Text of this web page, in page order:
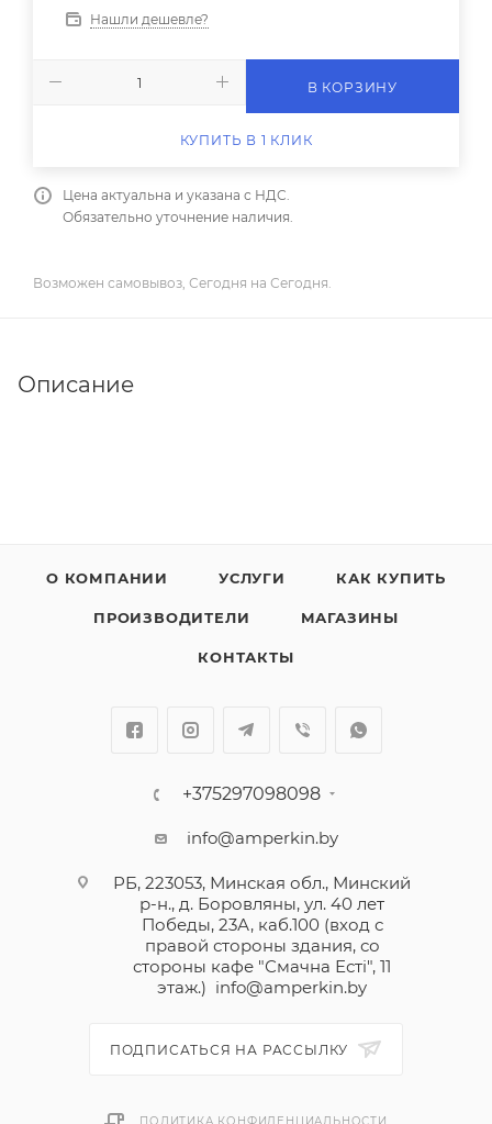
Нашли дешевле?
В КОРЗИНУ
КУПИТЬ В 1 КЛИК
Цена актуальна и указана с НДС.
Обязательно уточнение наличия.
Возможен самовывоз, Сегодня на Сегодня.
Описание
О КОМПАНИИ УСЛУГИ КАК КУПИТЬ
ПРОИЗВОДИТЕЛИ МАГАЗИНЫ
КОНТАКТЫ
+375297098098
info@amperkin.by
РБ, 223053, Минская обл., Минский
р-н., д. Боровляны, ул. 40 лет
Победы, 23А, каб.100 (вход с
правой стороны здания, со
стороны кафе "Смачна Естi", 11
этаж.) info@amperkin.by
ПОДПИСАТЬСЯ НА РАССЫЛКУ